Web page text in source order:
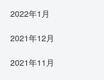
2022年1月
2021年12月
2021年11月